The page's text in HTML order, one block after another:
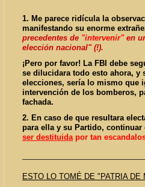
1. Me parece ridícula la
manifestando su enorme
precedentes de "intervenir" en
elección nacional" (!).
¡Pero por favor! La FBI debe
se dilucidara todo esto ahora, y
elecciones, sería lo mismo que
intervención de los bomberos,
fachada.
2. En caso de que resultara
para ella y su Partido, continuar
ser destituida por tan
ESTO LO TOMÉ DE "PATRIA DE